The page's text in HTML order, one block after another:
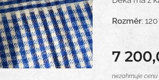
Rozměr:
7
nezahrnuje